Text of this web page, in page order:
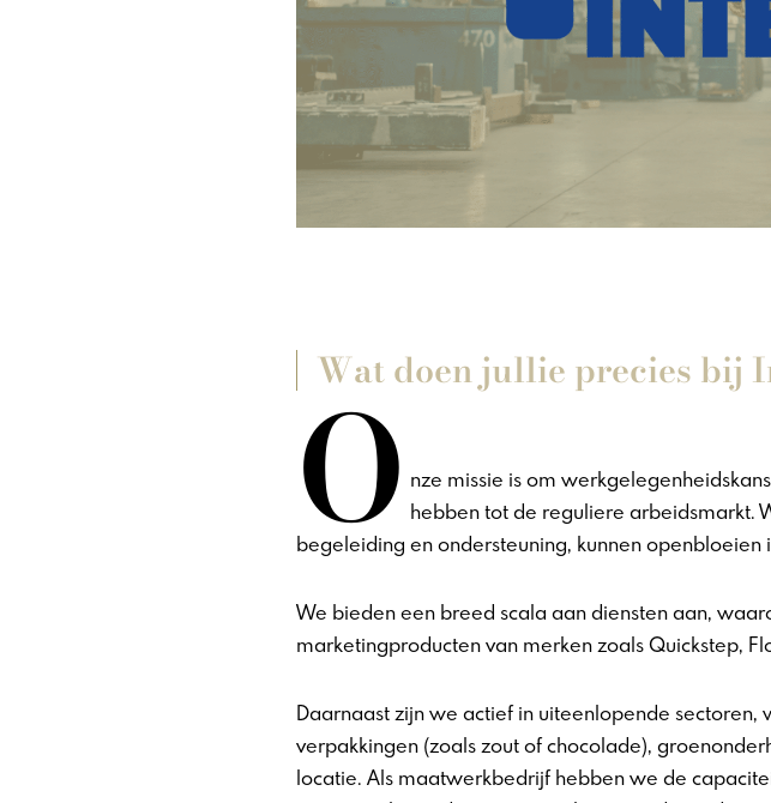
Wat doen jullie precies bij
O nze missie is om
hebben tot de reguliere arbeidsmarkt.
begeleiding en ondersteuning, kunnen openbloeien
We bieden een breed scala aan diensten aan,
marketingproducten van merken zoals Quickstep,
Daarnaast zijn we actief in uiteenlopende
verpakkingen (zoals zout of chocolade),
locatie. Als maatwerkbedrijf hebben we de